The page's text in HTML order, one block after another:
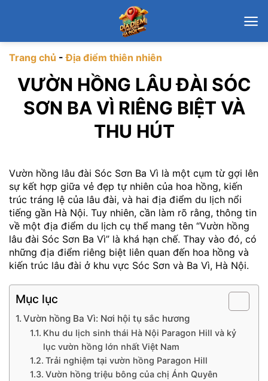
dungTrang chủ -Địa điểm thiên nhiên
VƯỜN HỒNG LÂU ĐÀI SÓC
SƠN BA VÌ RIÊNG BIỆT VÀ
THU HÚT
Vườn hồng lâu đài Sóc Sơn Ba Vì là một cụm từ gợi lên
sự kết hợp giữa vẻ đẹp tự nhiên của hoa hồng, kiến
trúc tráng lệ của lâu đài, và hai địa điểm du lịch nổi
tiếng gần Hà Nội. Tuy nhiên, cần làm rõ rằng, thông tin
về một địa điểm du lịch cụ thể mang tên “Vườn hồng
lâu đài Sóc Sơn Ba Vì” là khá hạn chế. Thay vào đó, có
những địa điểm riêng biệt liên quan đến hoa hồng và
kiến trúc lâu đài ở khu vực Sóc Sơn và Ba Vì, Hà Nội.
Mục lục
Vườn hồng Ba Vì: Nơi hội tụ sắc hương
Khu du lịch sinh thái Hà Nội Paragon Hill và kỷ
lục vườn hồng lớn nhất Việt Nam
Trải nghiệm tại vườn hồng Paragon Hill
Vườn hồng triệu bông của chị Ánh Quyên